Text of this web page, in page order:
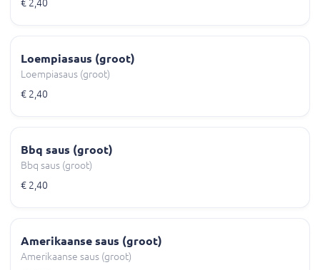
€ 2,40
Loempiasaus (groot)
Loempiasaus (groot)
€ 2,40
Bbq saus (groot)
Bbq saus (groot)
€ 2,40
Amerikaanse saus (groot)
Amerikaanse saus (groot)